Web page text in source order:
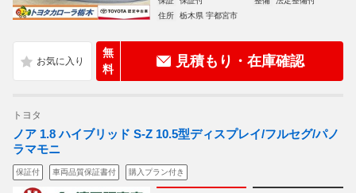
住所
栃木県 宇都宮市
無
料
見積もり・在庫確認
トヨタ
ノア 1.8 ハイブリッド S-Z 10.5型ディスプレイ/フルセグ/パノ
ラマモニ
保証付 車両品質保証書付 購入プラン付き